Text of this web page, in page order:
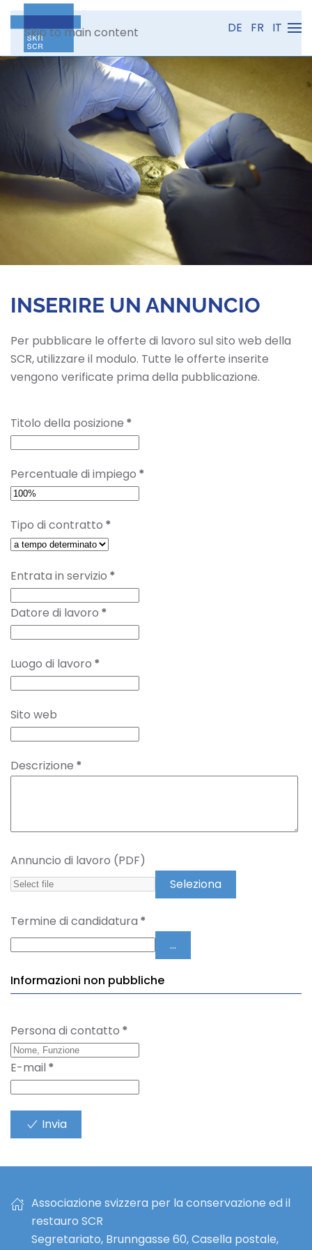
Skip to main content DE FR IT
INSERIRE UN ANNUNCIO
Per pubblicare le offerte di lavoro sul sito web della
SCR, utilizzare il modulo. Tutte le offerte inserite
vengono verificate prima della pubblicazione.
Titolo della posizione *
Percentuale di impiego *
Tipo di contratto *
Entrata in servizio *
Datore di lavoro *
Luogo di lavoro *
Sito web
Descrizione *
Annuncio di lavoro (PDF)
Seleziona
Termine di candidatura *
...
Informazioni non pubbliche
Persona di contatto *
E-mail *
Invia
Associazione svizzera per la conservazione ed il
restauro SCR
Segretariato, Brunngasse 60, Casella postale,